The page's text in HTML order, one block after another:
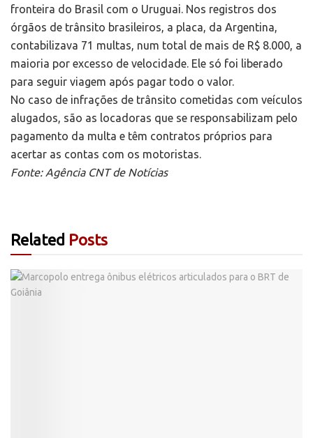
fronteira do Brasil com o Uruguai. Nos registros dos
órgãos de trânsito brasileiros, a placa, da Argentina,
contabilizava 71 multas, num total de mais de R$ 8.000, a
maioria por excesso de velocidade. Ele só foi liberado
para seguir viagem após pagar todo o valor.
No caso de infrações de trânsito cometidas com veículos
alugados, são as locadoras que se responsabilizam pelo
pagamento da multa e têm contratos próprios para
acertar as contas com os motoristas.
Fonte: Agência CNT de Notícias
Related Posts